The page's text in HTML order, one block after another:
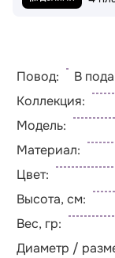
Повод:
В
Коллекция:
Модель:
Материал:
Цвет:
Высота, см:
Вес, гр:
Диаметр /